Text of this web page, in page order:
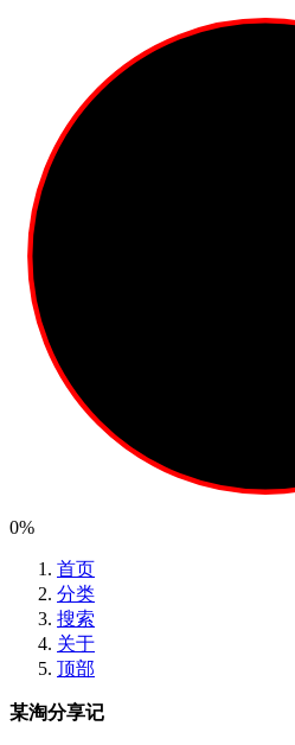
0%
首页
分类
搜索
关于
顶部
某淘分享记